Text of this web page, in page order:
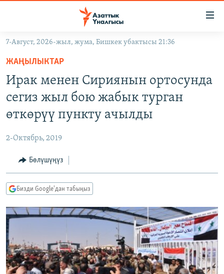
Навигацияга
өтүңүз
Издөөгө
салыңызКЫРГЫЗСТАН
МАДАНИЯТ
ДҮЙНӨ
ТВ ПРОГРАММАЛАР
БҮГҮН АЗАТТЫКТА
ДАНИСТЕ
АЗАТТЫК+
ЫҢГАЙСЫЗ СУРООЛОР
ПОДКАСТ
Русский
7-Август, 2026-жыл, жума, Бишкек убактысы 21:36
ЖАҢЫЛЫКТАР
Ирак менен Сириянын ортосунда
сегиз жыл бою жабык турган
өткөрүү пункту ачылды
2-Октябрь, 2019
Бөлүшүңүз
Бизди Google'дан табыңыз